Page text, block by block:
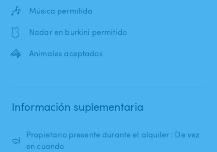
🎶 Música permitida
🩱 Nadar en burkini permitido
🦓 Animales aceptados
Información suplementaria
🤿
Propietario presente durante el alquiler : De vez
en cuando